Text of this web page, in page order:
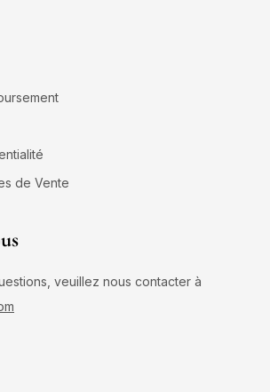
de Vente
veuillez nous contacter à